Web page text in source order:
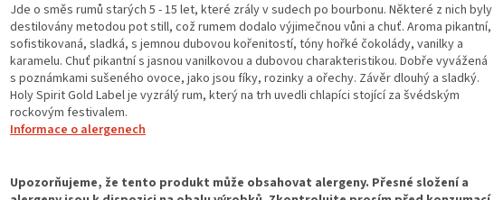
Jde o směs rumů starých 5 - 15 let, které zrály v sudech po bourbonu. Některé z nich byly
destilovány metodou pot still, což rumem dodalo výjimečnou vůni a chuť. Aroma pikantní,
sofistikovaná, sladká, s jemnou dubovou kořenitostí, tóny hořké čokolády, vanilky a
karamelu. Chuť pikantní s jasnou vanilkovou a dubovou charakteristikou. Dobře vyvážená
s poznámkami sušeného ovoce, jako jsou fíky, rozinky a ořechy. Závěr dlouhý a sladký.
Holy Spirit Gold Label je vyzrálý rum, který na trh uvedli chlapíci stojící za švédským
rockovým festivalem.
Informace o alergenech